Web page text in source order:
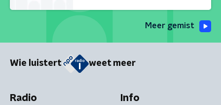
Meer gemist
Wie luistert weet meer
Radio Info